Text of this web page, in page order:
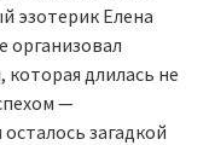
эзотерик Елена
организовал
длилась не
—
загадкой